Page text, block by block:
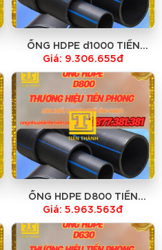
ỐNG HDPE d1000 TIỀN
PHONG -GIÁ TẠI NHÀ MÁY -
QUỐC
Giá: 9.306.655đ
ỐNG HDPE D800 TIỀN
PHONG -GIÁ TẠI NHÀ MÁY -
QUỐC
Giá: 5.963.563đ